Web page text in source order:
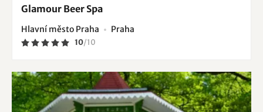
Glamour Beer Spa
Hlavní město Praha Praha
10/10